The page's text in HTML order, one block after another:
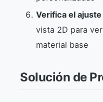
Verifica el
vista 2D para
material base
Solución de